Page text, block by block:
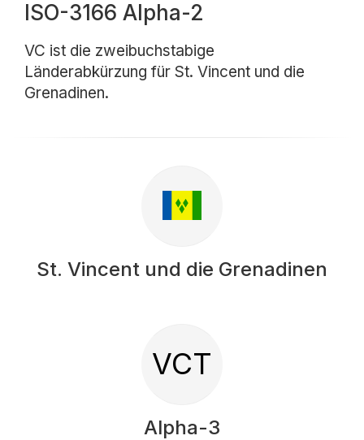
ISO-3166 Alpha-2
VC ist die zweibuchstabige
Länderabkürzung für St. Vincent und die
Grenadinen.
St. Vincent und die Grenadinen
VCT
Alpha-3